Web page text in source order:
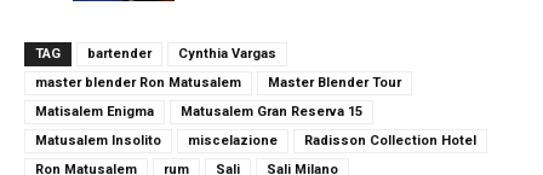
TAG bartender
Cynthia Vargas
master blender Ron Matusalem
Master Blender Tour
Matisalem Enigma
Matusalem Gran Reserva 15
Matusalem Insolito
miscelazione
Radisson Collection Hotel
Ron Matusalem
rum Sali Sali Milano